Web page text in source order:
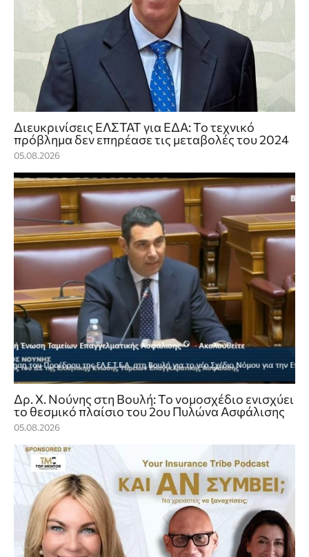
Διευκρινίσεις ΕΛΣΤΑΤ για ΕΔΑ: Το τεχνικό
πρόβλημα δεν επηρέασε τις μεταβολές του 2024
05.08.2026
Δρ. Χ. Νούνης στη Βουλή: Το νομοσχέδιο ενισχύει
το θεσμικό πλαίσιο του 2ου Πυλώνα Ασφάλισης
05.08.2026